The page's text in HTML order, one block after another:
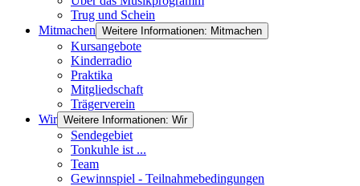
Trug und Schein
Mitmachen Weitere Informationen: Mitmachen
Kursangebote
Kinderradio
Praktika
Mitgliedschaft
Trägerverein
Wir Weitere Informationen: Wir
Sendegebiet
Tonkuhle ist ...
Team
Gewinnspiel - Teilnahmebedingungen